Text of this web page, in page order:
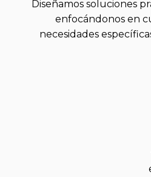
Diseñamos soluciones
enfocándonos en
necesidades